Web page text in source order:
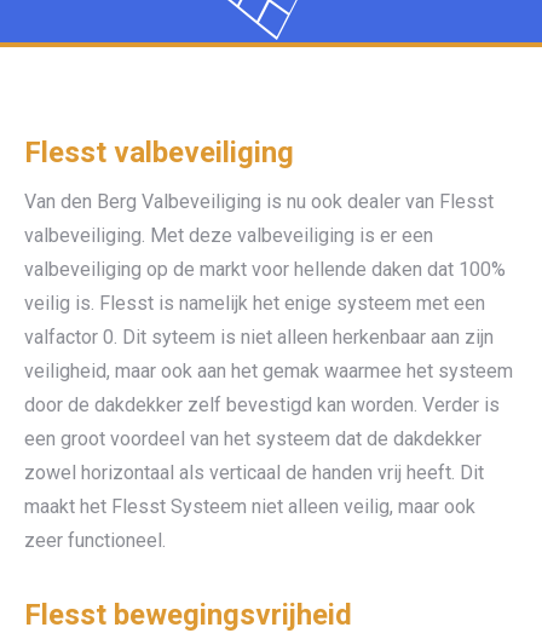
Flesst valbeveiliging
Van den Berg Valbeveiliging is nu ook dealer van Flesst
valbeveiliging. Met deze valbeveiliging is er een
valbeveiliging op de markt voor hellende daken dat 100%
veilig is. Flesst is namelijk het enige systeem met een
valfactor 0. Dit syteem is niet alleen herkenbaar aan zijn
veiligheid, maar ook aan het gemak waarmee het systeem
door de dakdekker zelf bevestigd kan worden. Verder is
een groot voordeel van het systeem dat de dakdekker
zowel horizontaal als verticaal de handen vrij heeft. Dit
maakt het Flesst Systeem niet alleen veilig, maar ook
zeer functioneel.
Flesst bewegingsvrijheid